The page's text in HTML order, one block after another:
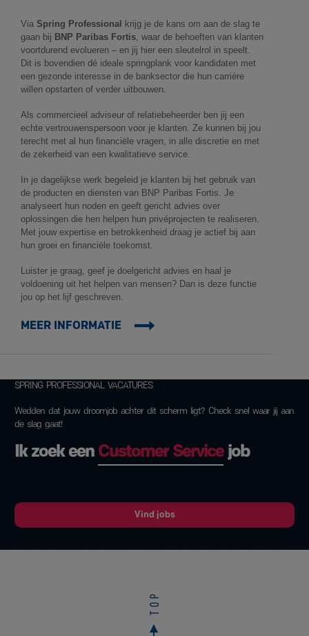
Via Spring Professional
krijg je de kans om aan de slag te
gaan bij BNP Paribas Fortis, waar de behoeften van klanten
voortdurend evolueren – en jij hier een sleutelrol in speelt.
Dit is bovendien dé ideale springplank voor kandidaten met
een gezonde interesse in de banksector die hun carrière
willen opstarten of verder uitbouwen.
Als commercieel adviseur of relatiebeheerder ben jij een
echte vertrouwenspersoon voor je klanten. Ze kunnen bij jou
terecht met al hun financiële vragen, in alle discretie en met
de zekerheid van een kwalitatieve service.
In je dagelijkse werk begeleid je klanten bij het gebruik van
de producten en diensten van BNP Paribas Fortis. Je
analyseert hun noden en geeft gericht advies over
oplossingen die hen helpen hun privéprojecten te realiseren.
Met jouw expertise en betrokkenheid draag je actief bij aan
hun groei en financiële toekomst.
Luister je graag, geef je doelgericht advies en haal je
voldoening uit het helpen van mensen? Dan is deze functie
jou op het lijf geschreven.
MEER INFORMATIE
SPRING PROFESSIONAL VACATURES
Wedden dat jouw droomjob achter dit scherm ligt? Check snel waar jij aan
de slag gaat!
Ik zoek een Customer Servicejob
Vind jobs
Top